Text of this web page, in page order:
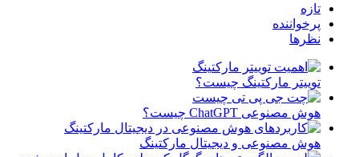
تازه
پرخواننده
نظرها
توییتر مارکتینگ چیست؟
هوش مصنوعی ChatGPT چیست؟
هوش مصنوعی و دیجیتال مارکتینگ